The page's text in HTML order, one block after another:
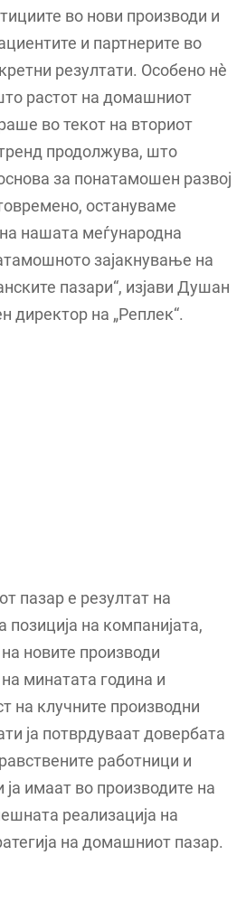
во нови производи и
и партнерите во
резултати. Особено нè
растот на домашниот
во текот на вториот
продолжува, што
за понатамошен развој
остануваме
нашата меѓународна
зајакнување на
пазари“, изјави Душан
директор на „Реплек“.
пазар е резултат на
позиција на компанијата,
новите производи
минатата година и
на клучните производни
ја потврдуваат довербата
работници и
имаат во производите на
реализација на
на домашниот пазар.